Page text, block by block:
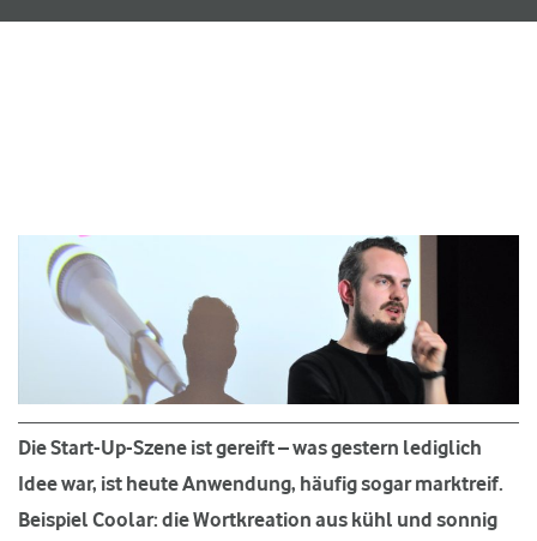
Die Start-Up-Szene ist gereift – was gestern lediglich
Idee war, ist heute Anwendung, häufig sogar marktreif.
Beispiel Coolar: die Wortkreation aus kühl und sonnig